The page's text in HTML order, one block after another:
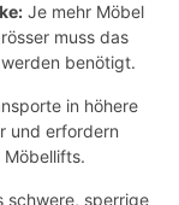
Je mehr Möbel
muss das
benötigt.
in höhere
und erfordern
Möbellifts.
schwere, sperrige